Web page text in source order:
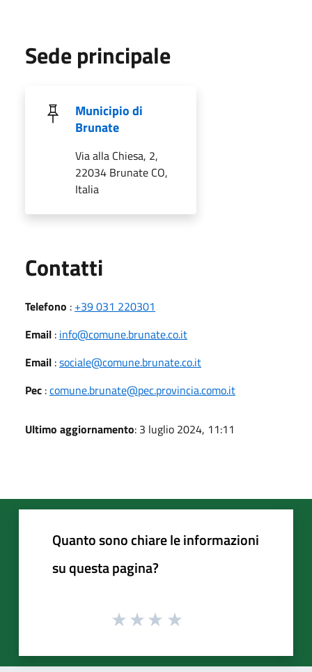
Sede principale
Municipio di
Brunate
Via alla Chiesa, 2,
22034 Brunate CO,
Italia
Contatti
Telefono : +39 031 220301
Email : info@comune.brunate.co.it
Email :sociale@comune.brunate.co.it
Pec :comune.brunate@pec.provincia.como.it
Ultimo aggiornamento: 3 luglio 2024, 11:11
Quanto sono chiare le informazioni
su questa pagina?